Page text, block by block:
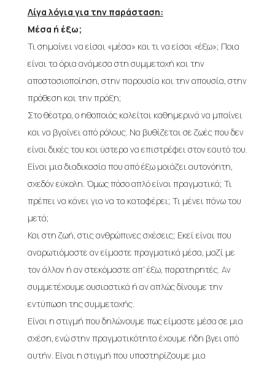
Λίγα λόγια για την παράσταση:
Μέσα ή έξω;
Τι σημαίνει να είσαι «μέσα» και τι να είσαι «έξω»; Ποια
είναι τα όρια ανάμεσα στη συμμετοχή και την
αποστασιοποίηση, στην παρουσία και την απουσία, στην
πρόθεση και την πράξη;
Στο θέατρο, ο ηθοποιός καλείται καθημερινά να μπαίνει
και να βγαίνει από ρόλους. Να βυθίζεται σε ζωές που δεν
είναι δικές του και ύστερα να επιστρέφει στον εαυτό του.
Είναι μια διαδικασία που από έξω μοιάζει αυτονόητη,
σχεδόν εύκολη. Όμως πόσο απλό είναι πραγματικά; Τι
πρέπει να κάνει για να τα καταφέρει; Τι μένει πάνω του
μετά;
Και στη ζωή, στις ανθρώπινες σχέσεις; Εκεί είναι που
αναρωτιόμαστε αν είμαστε πραγματικά μέσα, μαζί με
τον άλλον ή αν στεκόμαστε απ’ έξω, παρατηρητές. Αν
συμμετέχουμε ουσιαστικά ή αν απλώς δίνουμε την
εντύπωση της συμμετοχής.
Είναι η στιγμή που δηλώνουμε πως είμαστε μέσα σε μια
σχέση, ενώ στην πραγματικότητα έχουμε ήδη βγει από
αυτήν. Είναι η στιγμή που υποστηρίζουμε μια